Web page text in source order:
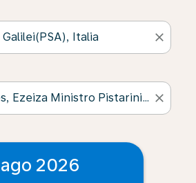
close
close
ago 2026